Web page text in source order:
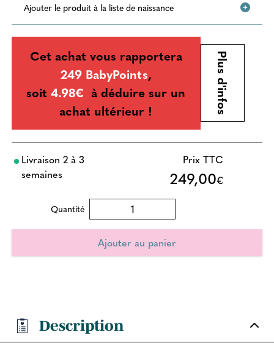
Ajouter le produit à la liste de naissance
Cet achat vous rapportera
249 BabyPoints,
soit4.98€ à déduire sur un
achat ultérieur !
Plus d'infos
Livraison 2 à 3
semaines
Prix TTC
249,00€
Quantité
Description